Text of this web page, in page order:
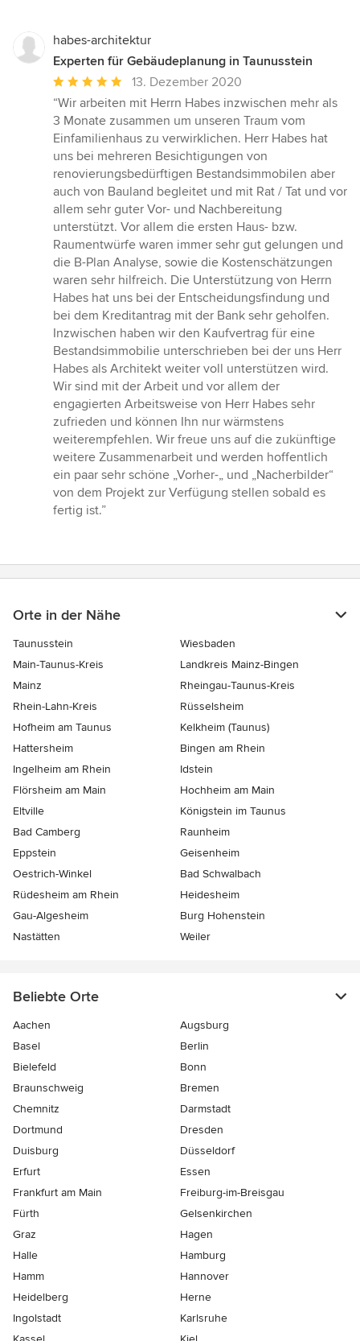
habes-architektur
Experten für Gebäudeplanung in Taunusstein
Durchschnittliche
Bewertung:
5
von
5
Sternen
13. Dezember 2020
“Wir arbeiten mit Herrn Habes inzwischen mehr als
3 Monate zusammen um unseren Traum vom
Einfamilienhaus zu verwirklichen. Herr Habes hat
uns bei mehreren Besichtigungen von
renovierungsbedürftigen Bestandsimmobilen aber
auch von Bauland begleitet und mit Rat / Tat und vor
allem sehr guter Vor- und Nachbereitung
unterstützt. Vor allem die ersten Haus- bzw.
Raumentwürfe waren immer sehr gut gelungen und
die B-Plan Analyse, sowie die Kostenschätzungen
waren sehr hilfreich. Die Unterstützung von Herrn
Habes hat uns bei der Entscheidungsfindung und
bei dem Kreditantrag mit der Bank sehr geholfen.
Inzwischen haben wir den Kaufvertrag für eine
Bestandsimmobilie unterschrieben bei der uns Herr
Habes als Architekt weiter voll unterstützen wird.
Wir sind mit der Arbeit und vor allem der
engagierten Arbeitsweise von Herr Habes sehr
zufrieden und können Ihn nur wärmstens
weiterempfehlen. Wir freue uns auf die zukünftige
weitere Zusammenarbeit und werden hoffentlich
ein paar sehr schöne „Vorher-„ und „Nacherbilder“
von dem Projekt zur Verfügung stellen sobald es
fertig ist.”
Orte in der Nähe
Taunusstein
Wiesbaden
Main-Taunus-Kreis
Landkreis Mainz-Bingen
Mainz
Rheingau-Taunus-Kreis
Rhein-Lahn-Kreis
Rüsselsheim
Hofheim am Taunus
Kelkheim (Taunus)
Hattersheim
Bingen am Rhein
Ingelheim am Rhein
Idstein
Flörsheim am Main
Hochheim am Main
Eltville
Königstein im Taunus
Bad Camberg
Raunheim
Eppstein
Geisenheim
Oestrich-Winkel
Bad Schwalbach
Rüdesheim am Rhein
Heidesheim
Gau-Algesheim
Burg Hohenstein
Nastätten
Weiler
Beliebte Orte
Aachen
Augsburg
Basel
Berlin
Bielefeld
Bonn
Braunschweig
Bremen
Chemnitz
Darmstadt
Dortmund
Dresden
Duisburg
Düsseldorf
Erfurt
Essen
Frankfurt am Main
Freiburg-im-Breisgau
Fürth
Gelsenkirchen
Graz
Hagen
Halle
Hamburg
Hamm
Hannover
Heidelberg
Herne
Ingolstadt
Karlsruhe